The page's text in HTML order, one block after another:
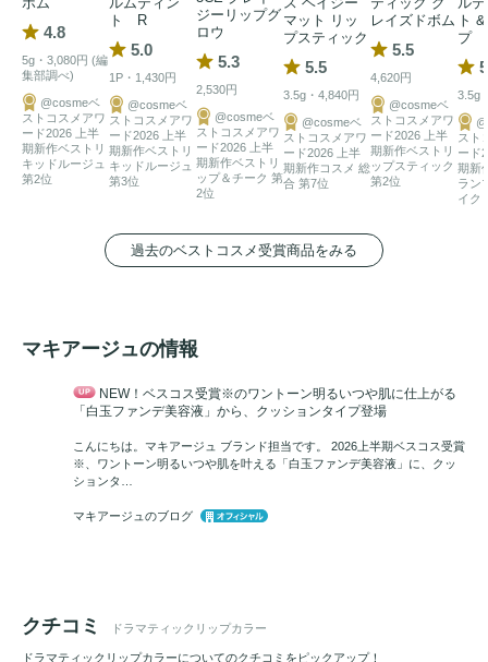
4.8
5g・3,080円 (編
集部調べ)
@cosmeベ
ストコスメアワ
ード2026 上半
期新作ベストリ
キッドルージュ
第2位
ト R
5.0
1P・1,430円
@cosmeベ
ストコスメアワ
ード2026 上半
期新作ベストリ
キッドルージュ
第3位
ジーリップグ
ロウ
5.3
2,530円
@cosmeベ
ストコスメアワ
ード2026 上半
期新作ベストリ
ップ＆チーク 第
2位
マット リッ
プスティック
5.5
3.5g・4,840円
@cosmeベ
ストコスメアワ
ード2026 上半
期新作コスメ 総
合 第7位
レイズドボム
5.5
4,620円
@cosmeベ
ストコスメアワ
ード2026 上半
期新作ベストリ
ップスティック
第2位
ト
プ
3.5g
スト
ード
期新
ラン
イク
過去のベストコスメ受賞商品をみる
マキアージュの情報
NEW！ベスコス受賞※のワントーン明るいつや肌に仕上がる
「白玉ファンデ美容液」から、クッションタイプ登場
こんにちは。マキアージュ ブランド担当です。 2026上半期ベスコス受賞
※、ワントーン明るいつや肌を叶える「白玉ファンデ美容液」に、クッ
ションタ…
マキアージュのブログ
クチコミ ドラマティックリップカラー
ドラマティックリップカラーについてのクチコミをピックアップ！